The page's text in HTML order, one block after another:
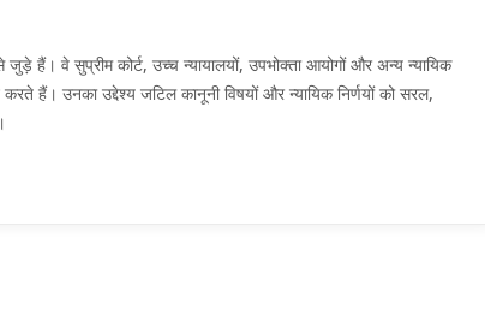
हैं। वे सुप्रीम कोर्ट, उच्च न्यायालयों, उपभोक्ता आयोगों और अन्य न्यायिक
हैं। उनका उद्देश्य जटिल कानूनी विषयों और न्यायिक निर्णयों को सरल,